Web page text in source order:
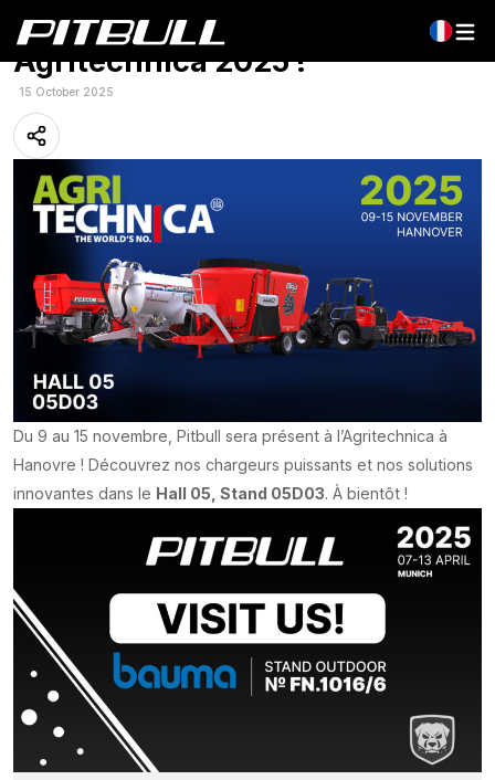
Pitbull présent au salon
Agritechnica 2025 !
15 October 2025
Du 9 au 15 novembre, Pitbull sera présent à l’Agritechnica à
Hanovre ! Découvrez nos chargeurs puissants et nos solutions
innovantes dans le Hall 05, Stand 05D03. À bientôt !